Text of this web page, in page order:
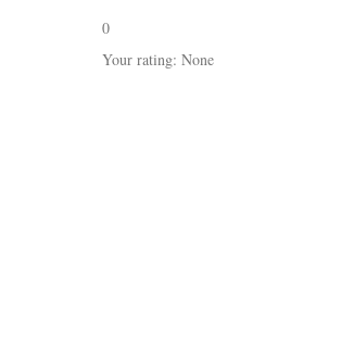
0
Your rating: None